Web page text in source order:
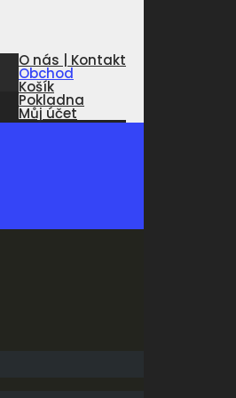
O nás | Kontakt
Obchod
Košík
Pokladna
Můj účet